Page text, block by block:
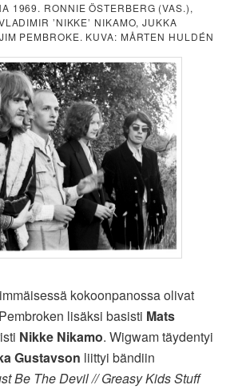
1969. RONNIE ÖSTERBERG (VAS.),
’NIKKE’ NIKAMO, JUKKA
PEMBROKE. KUVA: MÅRTEN HULDÉN
kokoonpanossa olivat
lisäksi basisti Mats
Nikke Nikamo. Wigwam täydentyi
Gustavson liittyi bändiin
Be The Devil // Greasy Kids Stuff